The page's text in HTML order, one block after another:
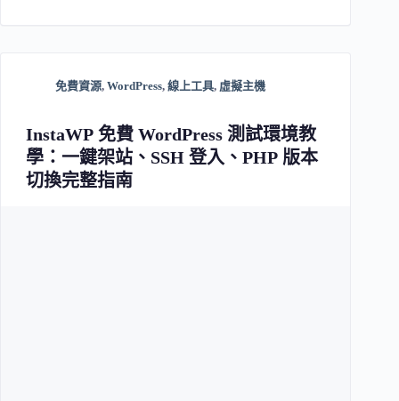
免費資源, WordPress, 線上工具, 虛擬主機
InstaWP 免費 WordPress 測試環境教
學：一鍵架站、SSH 登入、PHP 版本
切換完整指南